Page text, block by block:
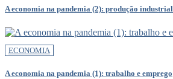
A economia na pandemia (2): produção industrial
ECONOMIA
A economia na pandemia (1): trabalho e emprego